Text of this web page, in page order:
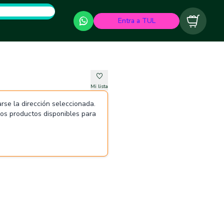
Entra a TUL Carrito
Mi lista
la dirección seleccionada.
productos disponibles para